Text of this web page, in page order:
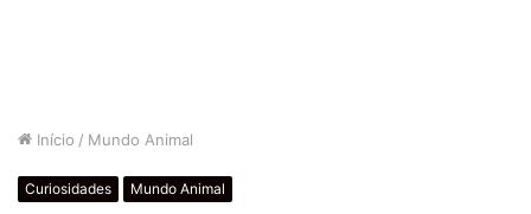
Início / Mundo Animal
Curiosidades Mundo Animal